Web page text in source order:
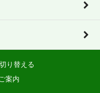
り替える
案内